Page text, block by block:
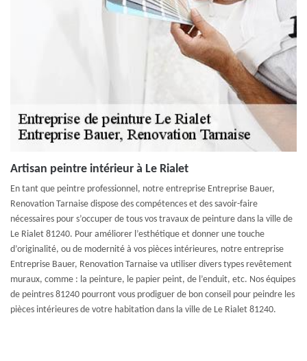
Artisan peintre intérieur à Le Rialet
En tant que peintre professionnel, notre entreprise Entreprise Bauer,
Renovation Tarnaise dispose des compétences et des savoir-faire
nécessaires pour s’occuper de tous vos travaux de peinture dans la ville de
Le Rialet 81240. Pour améliorer l’esthétique et donner une touche
d’originalité, ou de modernité à vos pièces intérieures, notre entreprise
Entreprise Bauer, Renovation Tarnaise va utiliser divers types revêtement
muraux, comme : la peinture, le papier peint, de l’enduit, etc. Nos équipes
de peintres 81240 pourront vous prodiguer de bon conseil pour peindre les
pièces intérieures de votre habitation dans la ville de Le Rialet 81240.